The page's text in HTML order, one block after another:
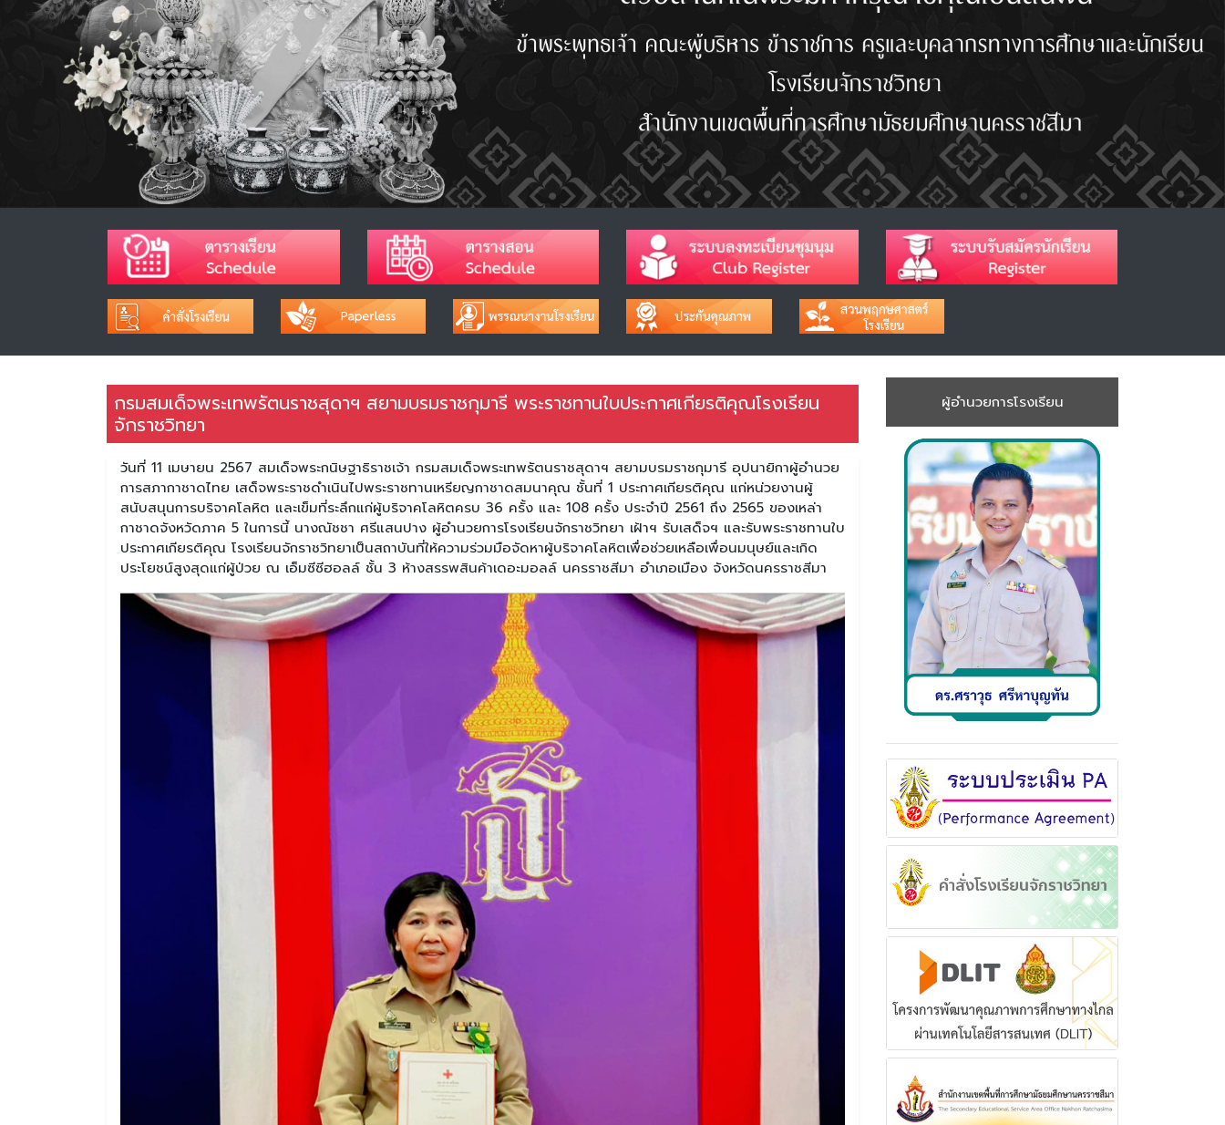
กรมสมเด็จพระเทพรัตนราชสุดาฯ สยามบรมราชกุมารี พระราชทานใบประกาศเกียรติคุณโรงเรียน
จักราชวิทยา
วันที่ 11 เมษายน 2567 สมเด็จพระกนิษฐาธิราชเจ้า กรมสมเด็จพระเทพรัตนราชสุดาฯ สยามบรมราชกุมารี อุปนายิกาผู้อำนวย
การสภากาชาดไทย เสด็จพระราชดำเนินไปพระราชทานเหรียญกาชาดสมนาคุณ ชั้นที่ 1 ประกาศเกียรติคุณ แก่หน่วยงานผู้
สนับสนุนการบริจาคโลหิต และเข็มที่ระลึกแก่ผู้บริจาคโลหิตครบ 36 ครั้ง และ 108 ครั้ง ประจำปี 2561 ถึง 2565 ของเหล่า
กาชาดจังหวัดภาค 5 ในการนี้ นางณัชชา ศรีแสนปาง ผู้อำนวยการโรงเรียนจักราชวิทยา เฝ้าฯ รับเสด็จฯ และรับพระราชทานใบ
ประกาศเกียรติคุณ โรงเรียนจักราชวิทยาเป็นสถาบันที่ให้ความร่วมมือจัดหาผู้บริจาคโลหิตเพื่อช่วยเหลือเพื่อนมนุษย์และเกิด
ประโยชน์สูงสุดแก่ผู้ป่วย ณ เอ็มซีซีฮอลล์ ชั้น 3 ห้างสรรพสินค้าเดอะมอลล์ นครราชสีมา อำเภอเมือง จังหวัดนครราชสีมา
ผู้อำนวยการโรงเรียน